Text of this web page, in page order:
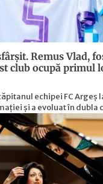
Remus Vlad,
club ocupă primul
echipei FC Argeș
și a evoluat în dubla